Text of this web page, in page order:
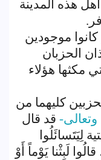
هذه المدينة
موجودين
الحزبان
مكثها هؤلاء
كليهما من
وتعالى- قد قال
لِيَتَسائَلُوا
لَبِثْنا يَوْماً أَوْ